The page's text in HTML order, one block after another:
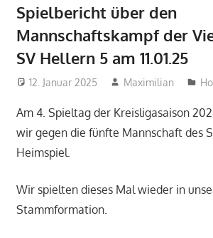
Spielbericht über den
Mannschaftskampf der
SV Hellern 5 am 11.01.25
12. Januar 2025 Maximilian
Am 4. Spieltag der Kreisligasaison
wir gegen die fünfte Mannschaft des
Heimspiel.
Wir spielten dieses Mal wieder in
Stammformation.